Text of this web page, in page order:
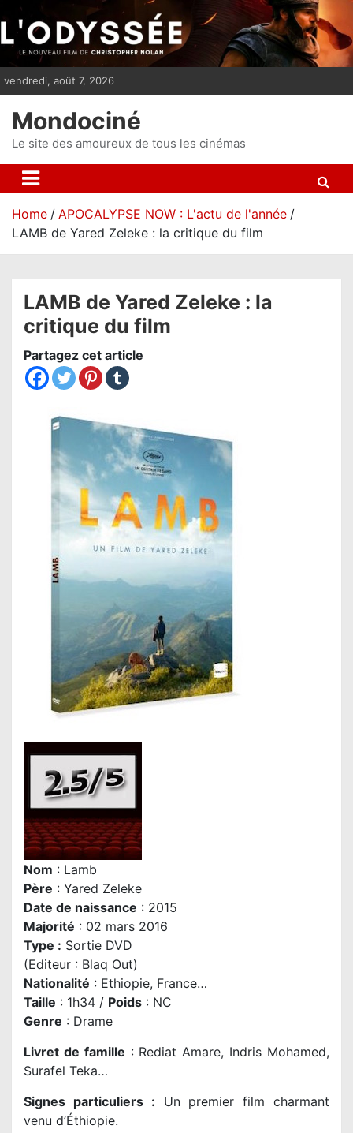
i
p
n
vendredi, août 7, 2026
Mondociné
Le site des amoureux de tous les cinémas
Home
APOCALYPSE NOW : L'actu de l'année
LAMB de Yared Zeleke : la critique du film
LAMB de Yared Zeleke : la
critique du film
Partagez cet article
Nom : Lamb
Père : Yared Zeleke
Date de naissance : 2015
Majorité : 02 mars 2016
Type : Sortie DVD
(Editeur : Blaq Out)
Nationalité : Ethiopie, France…
Taille : 1h34 / Poids : NC
Genre : Drame
Livret de famille : Rediat Amare, Indris Mohamed,
Surafel Teka…
Signes particuliers : Un premier film charmant
venu d’Éthiopie.